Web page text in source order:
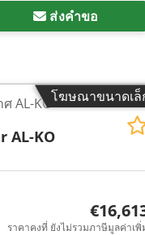
ส่งคำขอ
โฆษณาขนาดเล็
AL-KO
AL-KO
ราคาคงที่ ยังไม่รวมภาษีมูลค่าเพิ่